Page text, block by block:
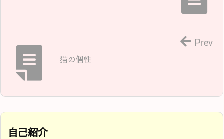
猫の個性
Prev
自己紹介